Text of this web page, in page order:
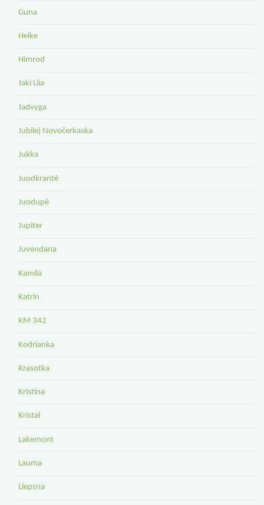
Guna
Heike
Himrod
Jaki Liia
Jadvyga
Jubilej Novočerkaska
Jukka
Juodkrantė
Juodupė
Jupiter
Juvendana
Kamila
Katrin
KM 342
Kodrianka
Krasotka
Kristina
Kristal
Lakemont
Lauma
Liepsna